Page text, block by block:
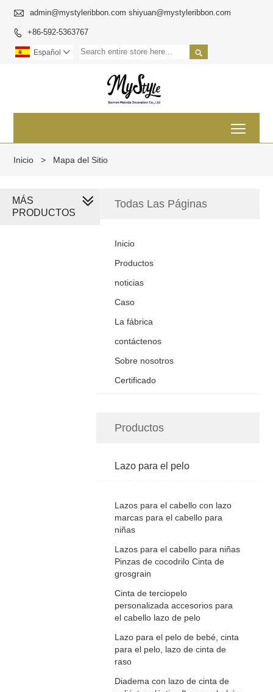
 admin@mystyleribbon.com shiyuan@mystyleribbon.com
 +86-592-5363767

Español 
Inicio > Mapa del Sitio
Todas Las Páginas
Inicio
Productos
noticias
Caso
La fábrica
contáctenos
Sobre nosotros
Certificado
Productos
Lazo para el pelo
Lazos para el cabello con lazo
marcas para el cabello para
niñas
Lazos para el cabello para niñas
Pinzas de cocodrilo Cinta de
grosgrain
Cinta de terciopelo
personalizada accesorios para
el cabello lazo de pelo
Lazo para el pelo de bebé, cinta
para el pelo, lazo de cinta de
raso
Diadema con lazo de cinta de
MÁS
PRODUCTOS